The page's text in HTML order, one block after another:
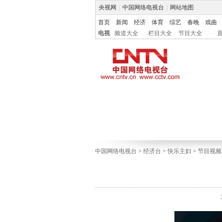
央视网 中国网络电视台 网站地图
首页 新闻 经济 体育 综艺 春晚
戏曲
电视
频道大全 栏目大全 节目大全
中国网络电视台 > 经济台 >快乐主妇 > 节目视频